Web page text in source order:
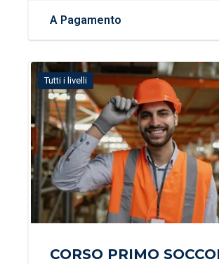
A Pagamento
Tutti i livelli
CORSO PRIMO